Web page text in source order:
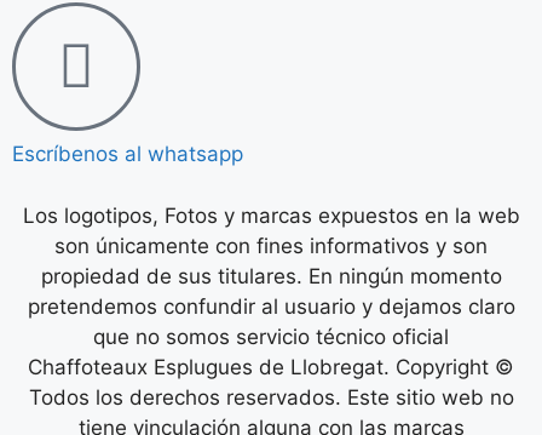
Escríbenos al whatsapp
Los logotipos, Fotos y marcas expuestos en la web
son únicamente con fines informativos y son
propiedad de sus titulares. En ningún momento
pretendemos confundir al usuario y dejamos claro
que no somos servicio técnico oficial
Chaffoteaux Esplugues de Llobregat. Copyright ©
Todos los derechos reservados. Este sitio web no
tiene vinculación alguna con las marcas